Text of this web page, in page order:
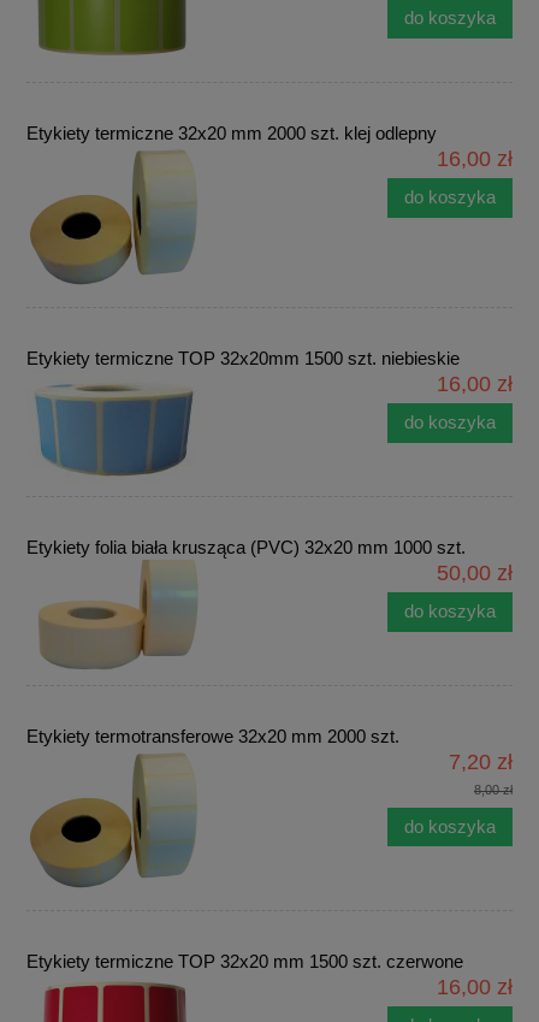
do koszyka
Etykiety termiczne 32x20 mm 2000 szt. klej odlepny
16,00 zł
do koszyka
Etykiety termiczne TOP 32x20mm 1500 szt. niebieskie
16,00 zł
do koszyka
Etykiety folia biała krusząca (PVC) 32x20 mm 1000 szt.
50,00 zł
do koszyka
Etykiety termotransferowe 32x20 mm 2000 szt.
7,20 zł
8,00 zł
do koszyka
Etykiety termiczne TOP 32x20 mm 1500 szt. czerwone
16,00 zł